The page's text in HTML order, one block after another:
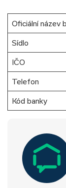
Oficiální název
Sídlo
IČO
Telefon
Kód banky